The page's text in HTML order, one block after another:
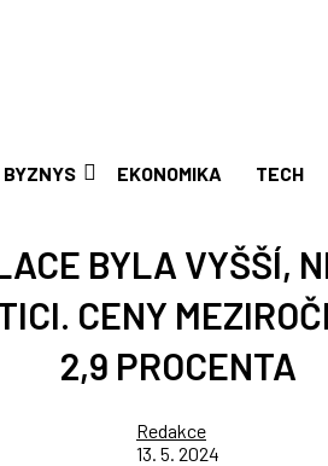
BYZNYS EKONOMIKA TECH
BYLA VYŠŠÍ,
CENY
2,9 PROCENTA
Redakce
13. 5. 2024